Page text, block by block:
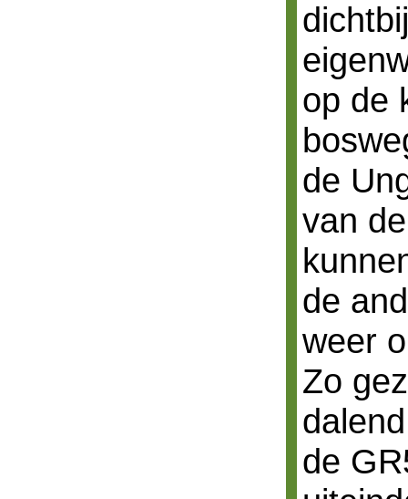
op de
de
van
de
weer
Zo
de